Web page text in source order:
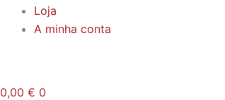
Loja
A minha conta
0,00 € 0